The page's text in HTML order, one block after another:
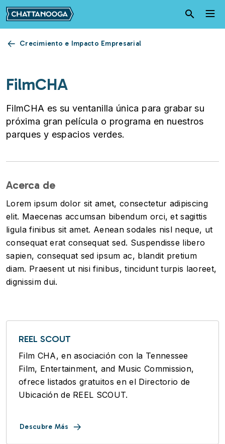
Pasar al contenido principal
Crecimiento e Impacto Empresarial
FilmCHA
FilmCHA es su ventanilla única para grabar su
próxima gran película o programa en nuestros
parques y espacios verdes.
Acerca de
Lorem ipsum dolor sit amet, consectetur adipiscing
elit. Maecenas accumsan bibendum orci, et sagittis
ligula finibus sit amet. Aenean sodales nisl neque, ut
consequat erat consequat sed. Suspendisse libero
sapien, consequat sed ipsum ac, blandit pretium
diam. Praesent ut nisi finibus, tincidunt turpis laoreet,
dignissim dui.
REEL SCOUT
Film CHA, en asociación con la Tennessee
Film, Entertainment, and Music Commission,
ofrece listados gratuitos en el Directorio de
Ubicación de REEL SCOUT.
Descubre Más